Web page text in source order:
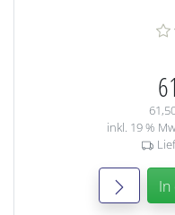
inkl. 19 %
In